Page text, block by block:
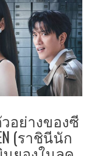
วอย่างของซี
(ราชินีนัก